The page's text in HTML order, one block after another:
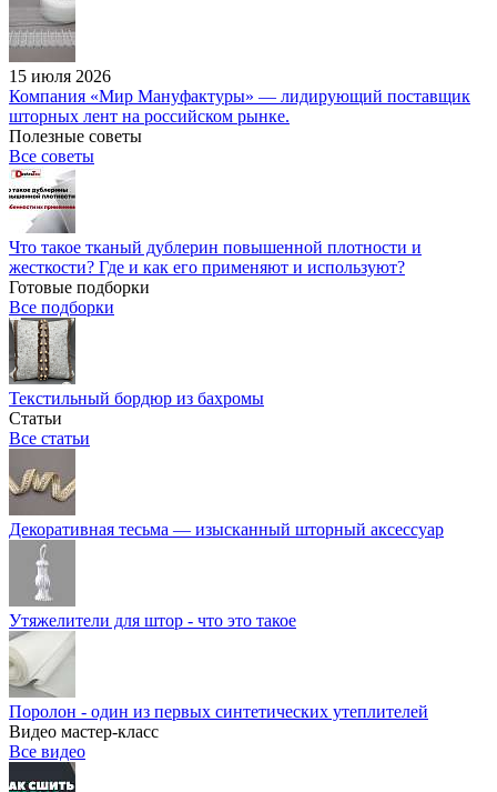
15 июля 2026
Компания «Мир Мануфактуры» — лидирующий поставщик
шторных лент на российском рынке.
Полезные советы
Все советы
Что такое тканый дублерин повышенной плотности и
жесткости? Где и как его применяют и используют?
Готовые подборки
Все подборки
Текстильный бордюр из бахромы
Статьи
Все статьи
Декоративная тесьма — изысканный шторный аксессуар
Утяжелители для штор - что это такое
Поролон - один из первых синтетических утеплителей
Видео мастер-класс
Все видео